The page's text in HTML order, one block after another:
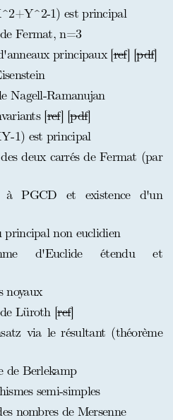
1) est principal
Fermat, n=3
principaux [ref] [pdf]
Nagell-Ramanujan
[ref] [pdf]
1) est principal
deux carrés de Fermat (par
à PGCD et existence d'un
principal non euclidien
d'Euclide étendu et
noyaux
Lüroth [ref]
via le résultant (théorème
de Berlekamp
semi-simples
nombres de Mersenne